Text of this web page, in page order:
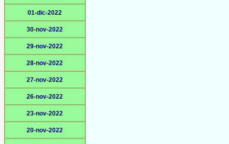
01-dic-2022
30-nov-2022
29-nov-2022
28-nov-2022
27-nov-2022
26-nov-2022
23-nov-2022
20-nov-2022